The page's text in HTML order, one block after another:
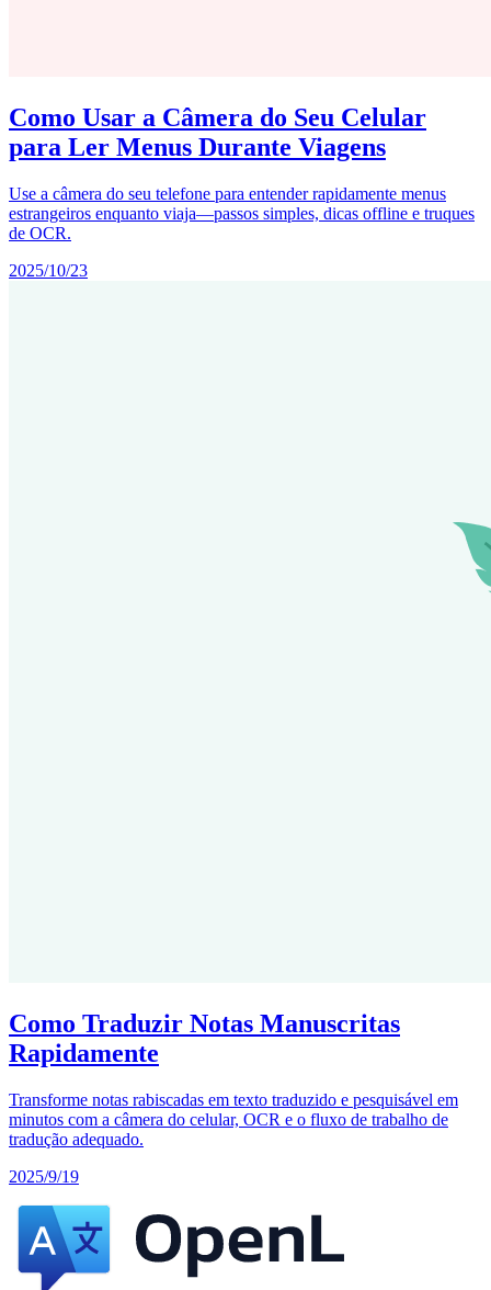
Como Usar a Câmera do Seu Celular
para Ler Menus Durante Viagens
Use a câmera do seu telefone para entender rapidamente menus
estrangeiros enquanto viaja—passos simples, dicas offline e truques
de OCR.
2025/10/23
Como Traduzir Notas Manuscritas
Rapidamente
Transforme notas rabiscadas em texto traduzido e pesquisável em
minutos com a câmera do celular, OCR e o fluxo de trabalho de
tradução adequado.
2025/9/19